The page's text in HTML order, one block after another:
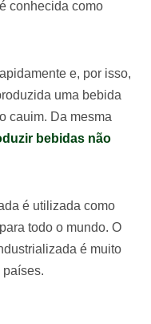
conhecida como
e, por isso,
uma bebida
cauim. Da mesma
bebidas não
é utilizada como
todo o mundo. O
é muito